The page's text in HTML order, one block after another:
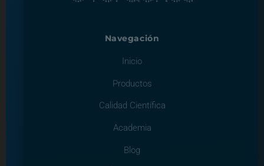
Navegación
Inicio
Productos
Calidad Científica
Academia
Blog